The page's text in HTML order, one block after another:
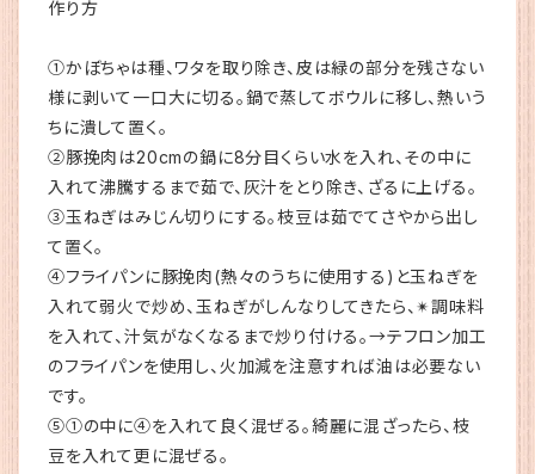
作り方
①かぼちゃは種、ワタを取り除き、皮は緑の部分を残さない
様に剥いて一口大に切る。鍋で蒸してボウルに移し、熱いう
ちに潰して置く。
②豚挽肉は20cmの鍋に8分目くらい水を入れ、その中に
入れて沸騰するまで茹で、灰汁をとり除き、ざるに上げる。
③玉ねぎはみじん切りにする。枝豆は茹でてさやから出し
て置く。
④フライパンに豚挽肉(熱々のうちに使用する)と玉ねぎを
入れて弱火で炒め、玉ねぎがしんなりしてきたら、✴︎調味料
を入れて、汁気がなくなるまで炒り付ける。→テフロン加工
のフライパンを使用し、火加減を注意すれば油は必要ない
です。
⑤①の中に④を入れて良く混ぜる。綺麗に混ざったら、枝
豆を入れて更に混ぜる。